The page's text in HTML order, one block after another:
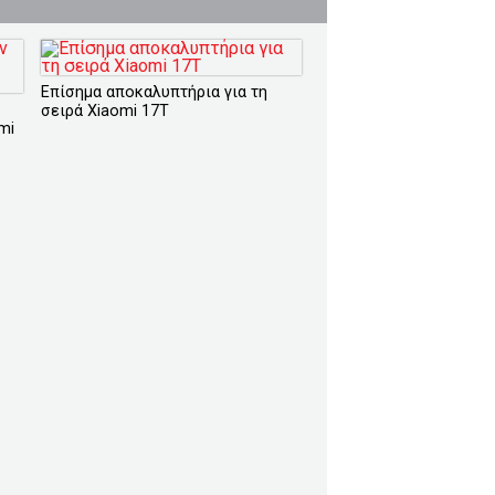
Επίσημα αποκαλυπτήρια για τη
σειρά Xiaomi 17T